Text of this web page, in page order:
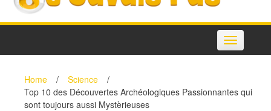
Toggle
navigation
Home / Science
/
Top 10 des Découvertes Archéologiques Passionnantes qui
sont toujours aussi Mystèrieuses